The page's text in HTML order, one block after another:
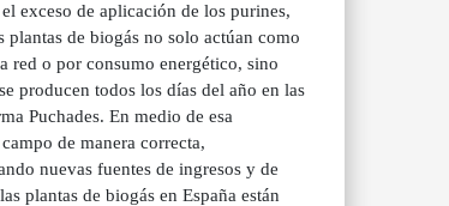
exceso de aplicación de los purines,
de biogás no solo actúan como
red o por consumo energético, sino
producen todos los días del año en las
Puchades. En medio de esa
de manera correcta,
nuevas fuentes de ingresos y de
plantas de biogás en España están